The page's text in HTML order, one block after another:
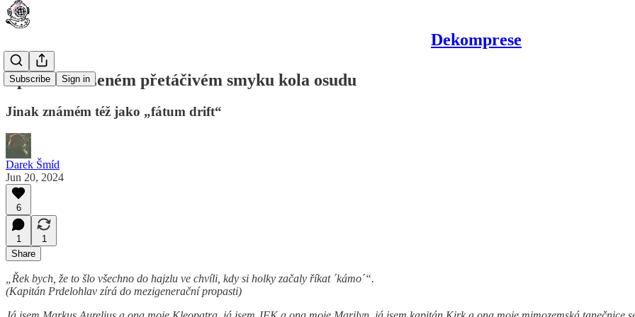
Dekomprese
Subscribe Sign in
Zpráva o řízeném přetáčivém smyku kola osudu
Jinak známém též jako „fátum drift“
Darek Šmíd
Jun 20, 2024
6
1
1
Share
„Řek bych, že to šlo všechno do hajzlu ve chvíli, kdy si holky začaly říkat ´kámo´“.
(Kapitán Prdelohlav zírá do mezigenerační propasti)